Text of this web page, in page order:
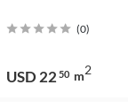
(0)
USD 22 50 m2